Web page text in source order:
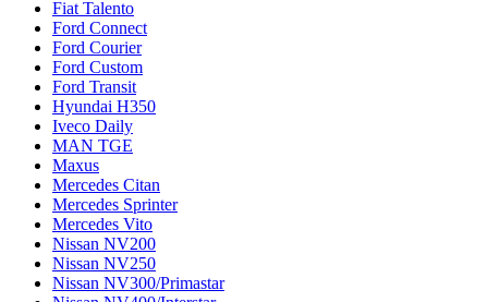
Fiat Talento
Ford Connect
Ford Courier
Ford Custom
Ford Transit
Hyundai H350
Iveco Daily
MAN TGE
Maxus
Mercedes Citan
Mercedes Sprinter
Mercedes Vito
Nissan NV200
Nissan NV250
Nissan NV300/Primastar